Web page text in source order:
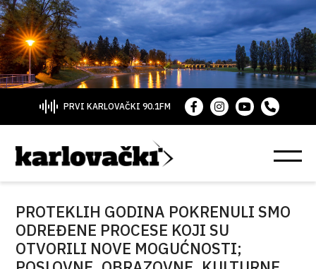
PRVI KARLOVAČKI 90.1FM
PROTEKLIH GODINA POKRENULI SMO
ODREĐENE PROCESE KOJI SU
OTVORILI NOVE MOGUĆNOSTI;